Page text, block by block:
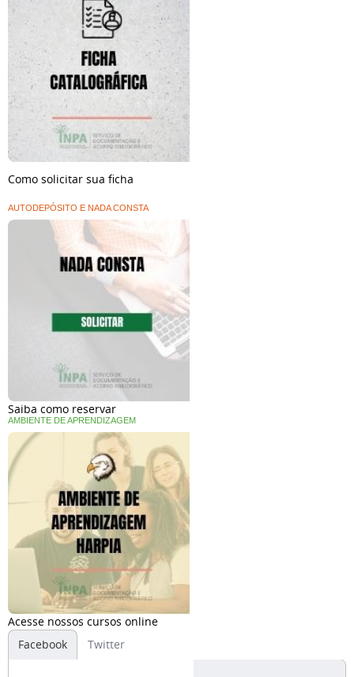
Como solicitar sua ficha
AUTODEPÓSITO E NADA CONSTA
Saiba como reservar
AMBIENTE DE APRENDIZAGEM
Acesse nossos cursos online
Facebook
Twitter